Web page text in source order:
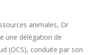
animales, Dr
une délégation de
(OCS), conduite par son